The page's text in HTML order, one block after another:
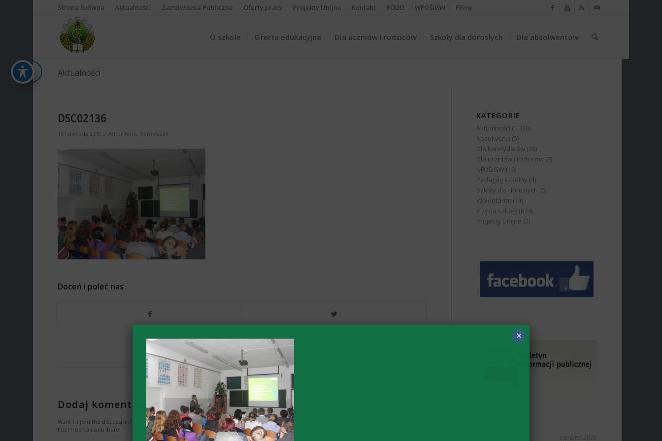
Strona Główna Aktualności Zamówienia Publiczne Oferty pracy Projekty Unijne Kontakt RODO WFOŚiGW Filmy
O szkole Oferta edukacyjna Dla uczniów i rodziców Szkoły dla dorosłych Dla absolwentów
Aktualności
DSC02136
15 listopada 2010 / AutorAnna Domińczak
Doceń i poleć nas
0
KOMENTARZY:
Dodaj komentarz
Want to join the discussion?
Feel free to contribute!
KATEGORIE
Aktualności (1 330)
Absolwenci (5)
Dla kandydatów (20)
Dla uczniów i rodziców (7)
NFOŚiGW (16)
Pedagog szkolny (4)
Szkoły dla dorosłych (6)
Wolontariat (11)
Z życia szkoły (674)
Projekty Unijne (2)
sierpień 2026
×